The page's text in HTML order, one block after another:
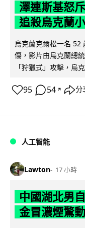
澤連斯基怒
追殺烏克蘭
烏克蘭克爾松一名 52
傷，影片由烏克蘭總
「狩獵式」攻擊，烏
95 54 ↗ 分
人工智能
Lawton 17 小時
中國湖北男
金冒濃煙驚